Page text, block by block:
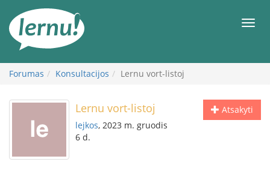
turinį
Forumas Konsultacijos Lernu vort-listoj
Atsakyti
Lernu vort-listoj
lejkos, 2023 m. gruodis
6 d.